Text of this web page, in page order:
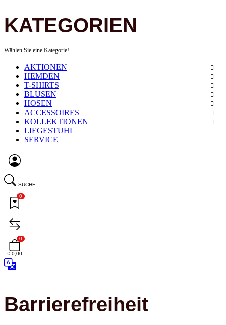
KATEGORIEN
Wählen Sie eine Kategorie!
AKTIONEN
HEMDEN
T-SHIRTS
BLUSEN
HOSEN
ACCESSOIRES
KOLLEKTIONEN
LIEGESTUHL
SERVICE
SUCHE
0
0
€ 0,00
Barrierefreiheit